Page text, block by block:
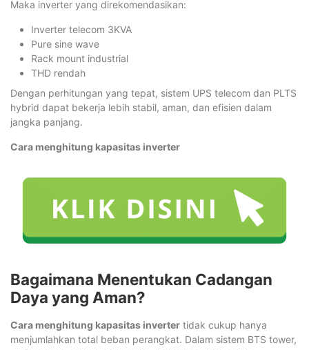
Maka inverter yang direkomendasikan:
Inverter telecom 3KVA
Pure sine wave
Rack mount industrial
THD rendah
Dengan perhitungan yang tepat, sistem UPS telecom dan PLTS
hybrid dapat bekerja lebih stabil, aman, dan efisien dalam
jangka panjang.
Cara menghitung kapasitas inverter
Bagaimana Menentukan Cadangan
Daya yang Aman?
Cara menghitung kapasitas inverter tidak cukup hanya
menjumlahkan total beban perangkat. Dalam sistem BTS tower,